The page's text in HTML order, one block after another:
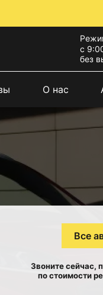
с
без
О нас
Все
Звоните сейчас,
по стоимости